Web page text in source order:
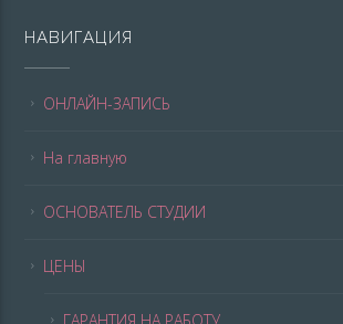
НАВИГАЦИЯ
ОНЛАЙН-ЗАПИСЬ
На главную
ОСНОВАТЕЛЬ СТУДИИ
ЦЕНЫ